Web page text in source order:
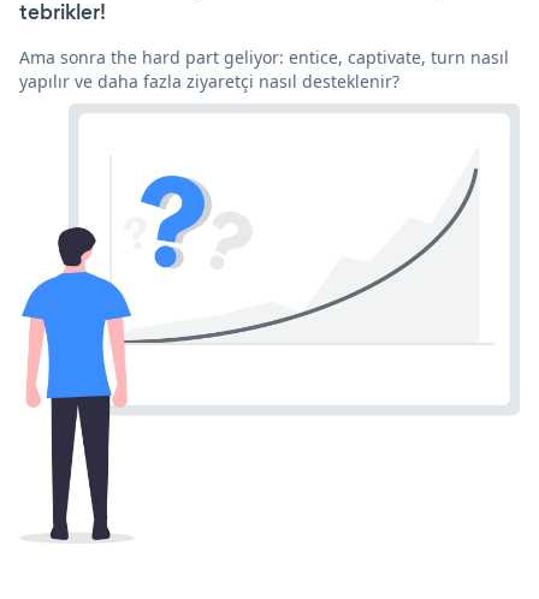
tebrikler!
Ama sonra the hard part geliyor: entice, captivate, turn nasıl
yapılır ve daha fazla ziyaretçi nasıl desteklenir?